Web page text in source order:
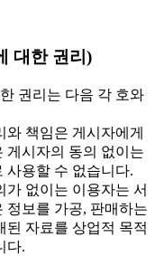
대한 권리)
권리는 다음 각 호와
책임은 게시자에게
게시자의 동의 없이는
사용할 수 없습니다.
없이는 이용자는 서
정보를 가공, 판매하는
된 자료를 상업적 목적
다.